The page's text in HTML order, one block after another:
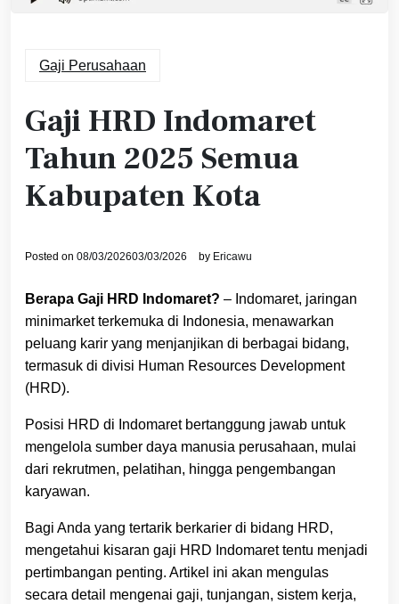
Gaji Perusahaan
Gaji HRD Indomaret
Tahun 2025 Semua
Kabupaten Kota
Posted on 08/03/202603/03/2026 by Ericawu
Berapa Gaji HRD Indomaret? – Indomaret, jaringan
minimarket terkemuka di Indonesia, menawarkan
peluang karir yang menjanjikan di berbagai bidang,
termasuk di divisi Human Resources Development
(HRD).
Posisi HRD di Indomaret bertanggung jawab untuk
mengelola sumber daya manusia perusahaan, mulai
dari rekrutmen, pelatihan, hingga pengembangan
karyawan.
Bagi Anda yang tertarik berkarier di bidang HRD,
mengetahui kisaran gaji HRD Indomaret tentu menjadi
pertimbangan penting. Artikel ini akan mengulas
secara detail mengenai gaji, tunjangan, sistem kerja,